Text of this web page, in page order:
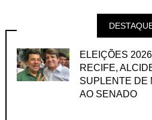
ELEIÇÕES
RECIFE,
SUPLENTE DE
AO SENADO